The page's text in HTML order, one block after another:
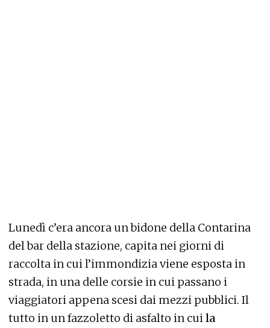
Lunedì c’era ancora un bidone della Contarina
del bar della stazione, capita nei giorni di
raccolta in cui l’immondizia viene esposta in
strada, in una delle corsie in cui passano i
viaggiatori appena scesi dai mezzi pubblici. Il
tutto in un fazzoletto di asfalto in cui la